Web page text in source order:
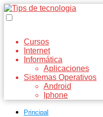
Cursos
Internet
Informática
Aplicaciones
Sistemas Operativos
Android
Iphone
Principal